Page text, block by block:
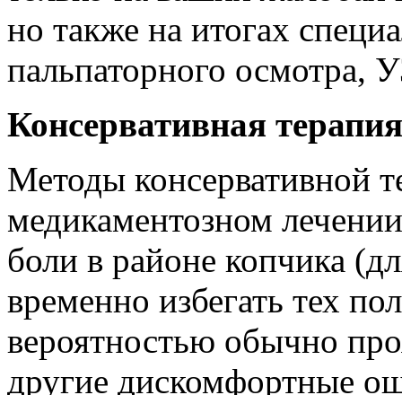
но также на итогах
пальпаторного осмотра,
Консервативная терапия
Методы консервативной
медикаментозном
боли в районе копчика
временно избегать тех
вероятностью обычно
другие дискомфортные